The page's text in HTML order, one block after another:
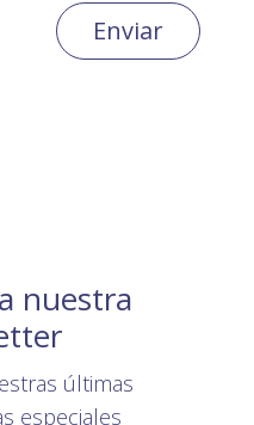
Enviar
nuestra
últimas
especiales